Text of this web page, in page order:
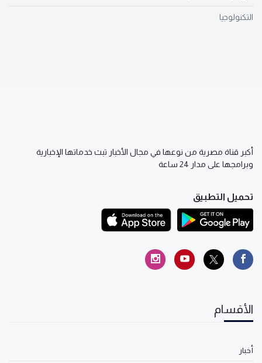
التكنولوجيا
أكبر قناة مصرية من نوعها في مجال الأخبار تبث خدماتها الإخبارية
وبرامجها على مدار 24 ساعة
تحميل التطبيق
الأقسام
أخبار